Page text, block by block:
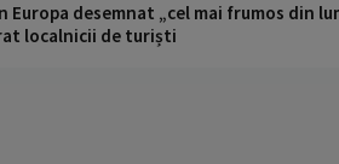
Europa desemnat „cel mai frumos din
localnicii de turiști